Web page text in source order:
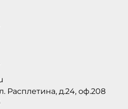
Расплетина, д.24, оф.208